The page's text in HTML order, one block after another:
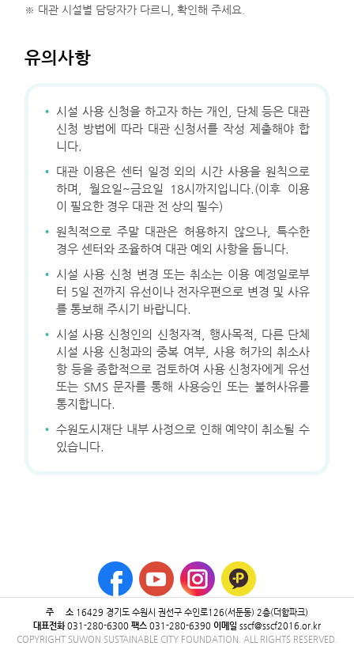
※ 대관 시설별 담당자가 다르니, 확인해 주세요.
유의사항
· 시설 사용 신청을 하고자 하는 개인, 단체 등은 대관
신청 방법에 따라 대관 신청서를 작성 제출해야 합
니다.
· 대관 이용은 센터 일정 외의 시간 사용을 원칙으로
하며, 월요일~금요일 18시까지입니다.(이후 이용
이 필요한 경우 대관 전 상의 필수)
· 원칙적으로 주말 대관은 허용하지 않으나, 특수한
경우 센터와 조율하여 대관 예외 사항을 둡니다.
· 시설 사용 신청 변경 또는 취소는 이용 예정일로부
터 5일 전까지 유선이나 전자우편으로 변경 및 사유
를 통보해 주시기 바랍니다.
· 시설 사용 신청인의 신청자격, 행사목적, 다른 단체
시설 사용 신청과의 중복 여부, 사용 허가의 취소사
항 등을 종합적으로 검토하여 사용 신청자에게 유선
또는 SMS 문자를 통해 사용승인 또는 불허사유를
통지합니다.
· 수원도시재단 내부 사정으로 인해 예약이 취소될 수
있습니다.
주 소 16429 ​경기도 수원시 권선구 수인로126(서둔동) 2층(더함파크)
대표전화031-280-6300 팩스 031-280-6390 이메일 sscf@sscf2016.or.kr
COPYRIGHT SUWON SUSTAINABLE CITY FOUNDATION. ALL RIGHTS RESERVED.